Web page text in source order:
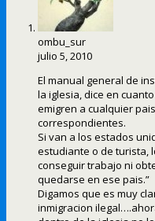
ombu_sur
julio 5, 2010
El manual general de
la iglesia, dice en
emigren a cualquier
correspondientes.
Si van a los estados
estudiante o de turista,
conseguir trabajo ni
quedarse en ese pais.”
Digamos que es muy
inmigracion